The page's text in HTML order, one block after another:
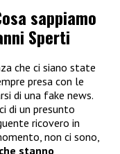
sappiamo
Sperti
che ci siano state
presa con le
di una fake news.
di un presunto
ricovero in
non ci sono,
stanno